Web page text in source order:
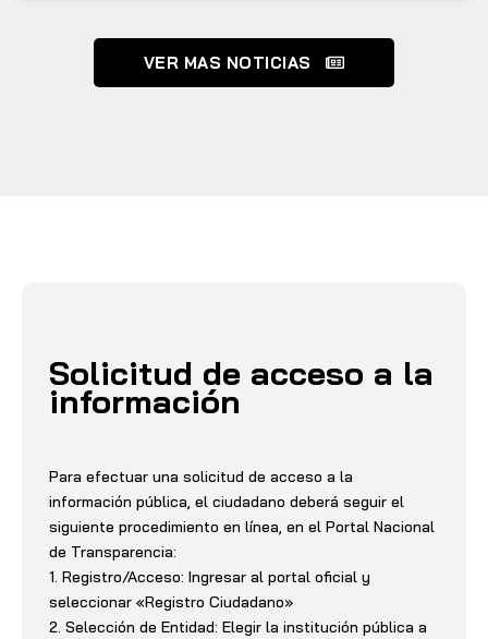
VER MAS NOTICIAS
Solicitud de acceso a la
información
Para efectuar una solicitud de acceso a la
información pública, el ciudadano deberá seguir el
siguiente procedimiento en línea, en el Portal Nacional
de Transparencia:
1. Registro/Acceso: Ingresar al portal oficial y
seleccionar «Registro Ciudadano»
2. Selección de Entidad: Elegir la institución pública a